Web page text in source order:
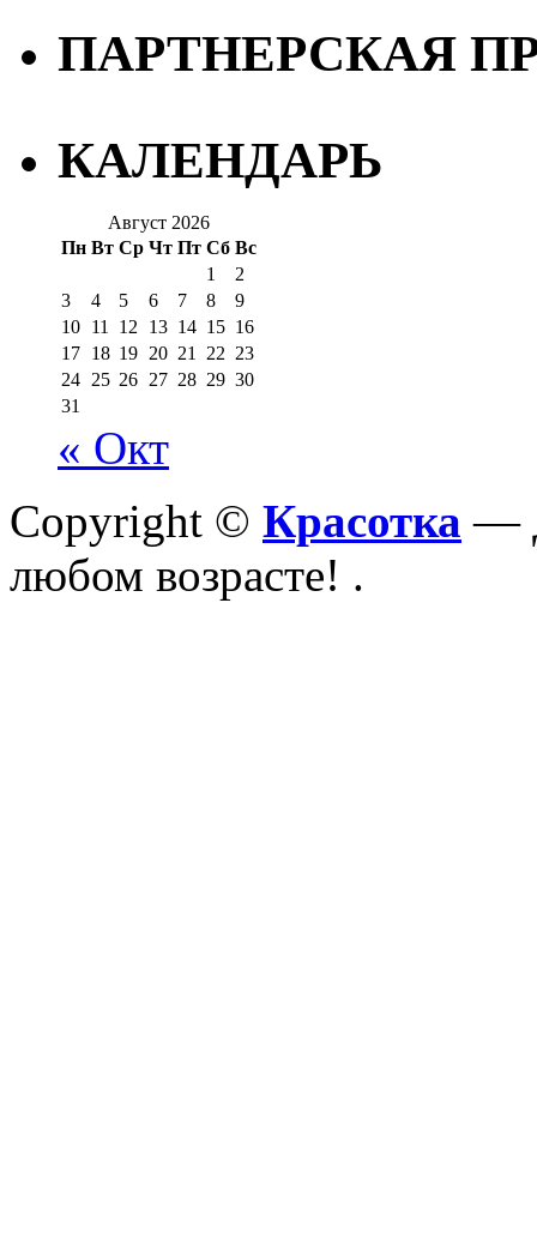
ПАРТНЕРСКАЯ
КАЛЕНДАРЬ
Август 2026
Пн Вт Ср Чт Пт Сб Вс
1
2
3
4 5 6 7 8
9
10 11 12 13 14 15 16
17 18 19 20 21 22 23
24 25 26 27 28 29 30
31
« Окт
Copyright © Красотка —
любом возрасте! .